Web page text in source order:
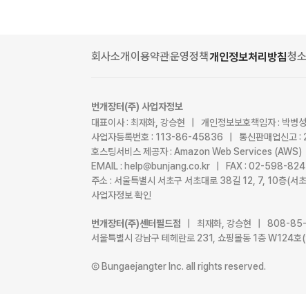
회사소개 이용약관운영정책개인정보처리방침청
번개장터(주) 사업자정보
대표이사 : 최재화, 강승현 | 개인정보보호책임자 : 박병성
사업자등록번호 : 113-86-45836 | 통신판매업신고 :
호스팅서비스 제공자 : Amazon Web Services (AWS)
EMAIL : help@bunjang.co.kr | FAX : 02-598-
주소 : 서울특별시 서초구 서초대로 38길 12, 7, 10층(서
사업자정보 확인
번개장터(주)센터필드점
| 최재화, 강승현 | 808-
서울특별시 강남구 테헤란로 231, 쇼핑몰동 1층 W124호
Ⓒ Bungaejangter Inc. all rights reserved.